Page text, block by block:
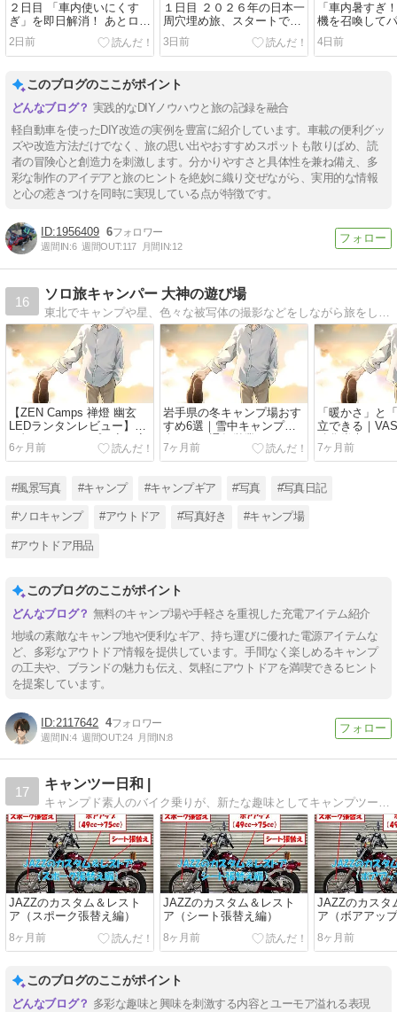
２日目 「車内使いにくす
ぎ」を即日解消！ あとロー
カルチェーン「あじへい」
のラーメンは美味しかった
ぞ（三重県四日市市→三重
2日前
１日目 ２０２６年の日本一
周穴埋め旅、スタートで
す！（静岡県磐田市→三重
県四日市市）
3日前
「車内暑すぎ
機を召喚して
了！ ギリギリ
日の出発へ。
4日前
このブログのここがポイント
実践的なDIYノウハウと旅の記録を融合
軽自動車を使ったDIY改造の実例を豊富に紹介しています。車載の便利グッ
ズや改造方法だけでなく、旅の思い出やおすすめスポットも散りばめ、読
者の冒険心と創造力を刺激します。分かりやすさと具体性を兼ね備え、多
彩な制作のアイデアと旅のヒントを絶妙に織り交ぜながら、実用的な情報
と心の惹きつけを同時に実現している点が特徴です。
1956409 6
週間IN:6 週間OUT:117 月間IN:12
16
ソロ旅キャンパー 大神の遊び場
【ZEN Camps 禅燈 幽玄
LEDランタンレビュー】和
の灯りがキャンプの夜を変
える
6ヶ月前
岩手県の冬キャンプ場おす
すめ6選｜雪中キャンプが
楽しめる通年営業スポット
を紹介
7ヶ月前
「暖かさ」と
立できる｜
酸化炭素チェ
ビュー
7ヶ月前
#風景写真 #キャンプ #キャンプギア #写真 #写真日記
#ソロキャンプ #アウトドア #写真好き #キャンプ場
#アウトドア用品
このブログのここがポイント
無料のキャンプ場や手軽さを重視した充電アイテム紹介
地域の素敵なキャンプ地や便利なギア、持ち運びに優れた電源アイテムな
ど、多彩なアウトドア情報を提供しています。手間なく楽しめるキャンプ
の工夫や、ブランドの魅力も伝え、気軽にアウトドアを満喫できるヒント
を提案しています。
2117642 4
週間IN:4 週間OUT:24 月間IN:8
17
キャンツー日和 |
JAZZのカスタム＆レスト
ア（スポーク張替え編）
8ヶ月前
JAZZのカスタム＆レスト
ア（シート張替え編）
8ヶ月前
JAZZのカスタ
ア（ボアアッ
8ヶ月前
このブログのここがポイント
多彩な趣味と興味を刺激する内容とユーモア溢れる表現